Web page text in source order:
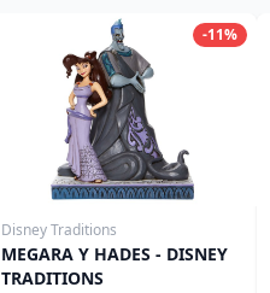
-11%
Disney Traditions
MEGARA Y HADES - DISNEY
TRADITIONS